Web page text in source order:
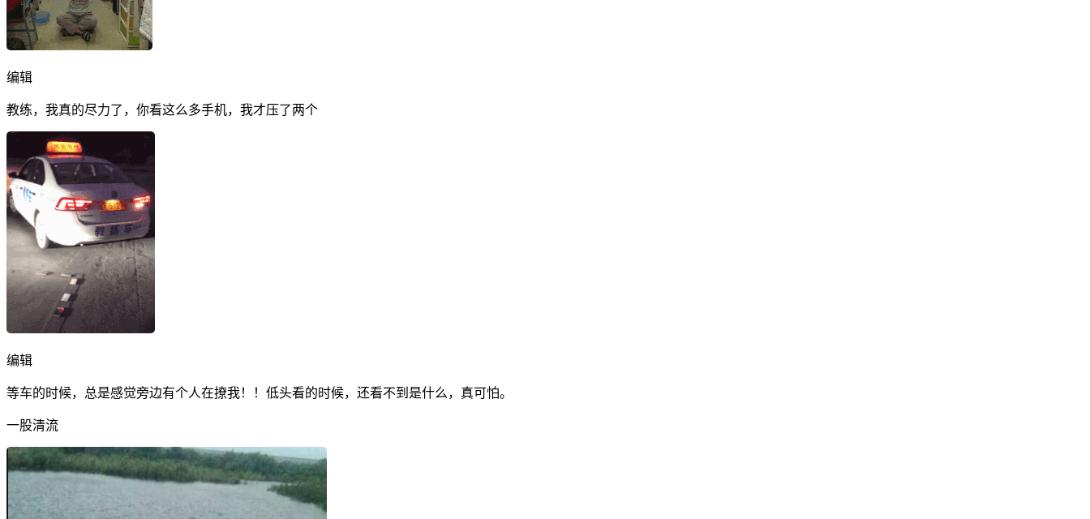
编辑
教练，我真的尽力了，你看这么多手机，我才压了两个
编辑
等车的时候，总是感觉旁边有个人在撩我！！低头看的时候，还看不到是什么，真可怕。
一股清流